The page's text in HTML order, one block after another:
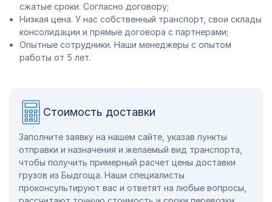
сжатые сроки. Согласно договору;
Низкая цена. У нас собственный транспорт, свои склады
консолидации и прямые договора с партнерами;
Опытные сотрудники. Наши менеджеры с опытом
работы от 5 лет.
Стоимость доставки
Заполните заявку на нашем сайте, указав пункты
отправки и назначения и желаемый вид транспорта,
чтобы получить примерный расчет цены доставки
грузов из Быдгоща. Наши специалисты
проконсультируют вас и ответят на любые вопросы,